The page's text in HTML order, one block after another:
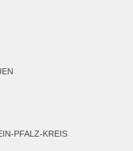
PFALZ-KREIS